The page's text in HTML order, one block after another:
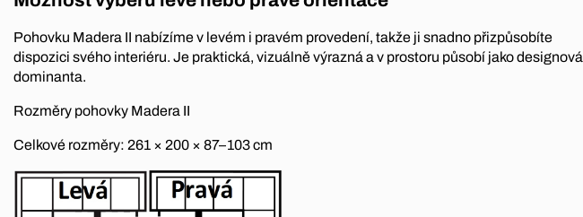
Pohovku Madera II nabízíme v levém i pravém provedení, takže ji snadno přizpůsobíte
dispozici svého interiéru. Je praktická, vizuálně výrazná a v prostoru působí jako designová
dominanta.
Rozměry pohovky Madera II
Celkové rozměry: 261 × 200 × 87–103 cm